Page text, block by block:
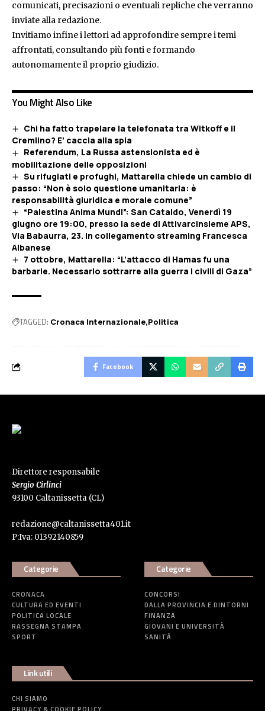
comunicati, precisazioni o eventuali repliche che verranno
inviate alla redazione.
Invitiamo infine i lettori ad approfondire sempre i temi
affrontati, consultando più fonti e formando
autonomamente il proprio giudizio.
You Might Also Like
Chi ha fatto trapelare la telefonata tra Witkoff e il
Cremlino? E’ caccia alla spia
Referendum, La Russa astensionista ed è
mobilitazione delle opposizioni
Su rifugiati e profughi, Mattarella chiede un cambio di
passo: “Non è solo questione umanitaria: è
responsabilità giuridica e morale comune”
“Palestina Anima Mundi”: San Cataldo, Venerdì 19
giugno ore 19:00, presso la sede di Attivarcinsieme APS,
Via Babaurra, 23. In collegamento streaming Francesca
Albanese
7 ottobre, Mattarella: “L’attacco di Hamas fu una
barbarie. Necessario sottrarre alla guerra i civili di Gaza”
TAGGED: Cronaca Internazionale Politica
Facebook
Direttore responsabile
Sergio Cirlinci
93100 Caltanissetta (CL)
redazione@caltanissetta401.it
P:Iva: 01392140859
Categorie
CRONACA
CULTURA ED EVENTI
POLITICA LOCALE
RASSEGNA STAMPA
SPORT
Categorie
CONCORSI
DALLA PROVINCIA E DINTORNI
FINANZA
GIOVANI E UNIVERSITÀ
SANITÀ
Link utili
CHI SIAMO